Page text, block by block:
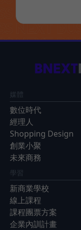
媒體
數位時代
經理人
Shopping Design
創業小聚
未來商務
學習
新商業學校
線上課程
課程團票方案
企業內訓計畫